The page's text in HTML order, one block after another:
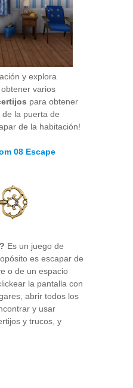
y explora
varios
para obtener
la puerta de
de la habitación!
08 Escape
Es un juego de
es escapar de
o de un espacio
la pantalla con
abrir todos los
y usar
y trucos, y